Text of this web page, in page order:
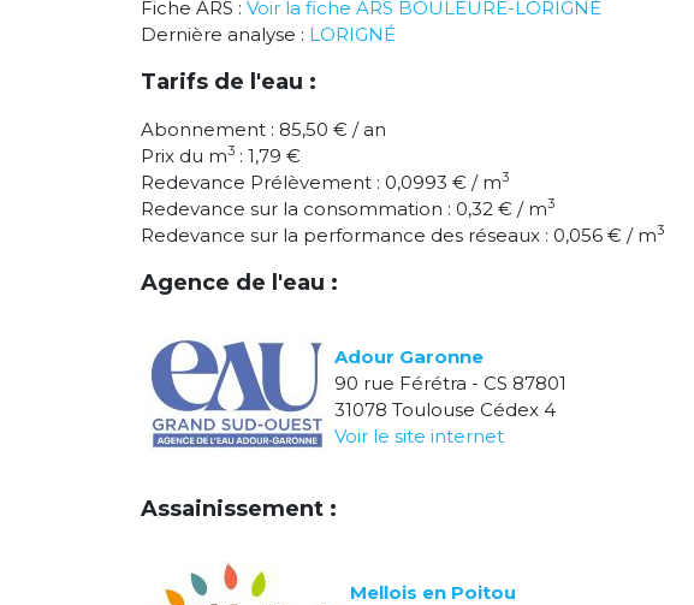
Fiche ARS : Voir la fiche ARS BOULEURE-LORIGNÉ
Dernière analyse : LORIGNÉ
Tarifs de l'eau :
Abonnement : 85,50 € / an
Prix du m3 : 1,79 €
Redevance Prélèvement : 0,0993 € / m3
Redevance sur la consommation : 0,32 € / m3
Redevance sur la performance des réseaux : 0,056 € / m3
Agence de l'eau :
Adour Garonne
90 rue Férétra - CS 87801
31078 Toulouse Cédex 4
Voir le site internet
Assainissement :
Mellois en Poitou